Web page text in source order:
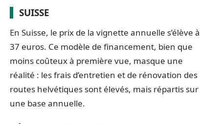
SUISSE
En Suisse, le prix de la vignette annuelle s’élève à
37 euros. Ce modèle de financement, bien que
moins coûteux à première vue, masque une
réalité : les frais d’entretien et de rénovation des
routes helvétiques sont élevés, mais répartis sur
une base annuelle.